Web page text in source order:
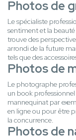
Photos de
Le spécialiste
sentiment et la
trouve des
arrondi de la future
tels que des
Photos de
Le photographe
un book
mannequinat par
en ligne ou pour être
la concurrence.
Photos de